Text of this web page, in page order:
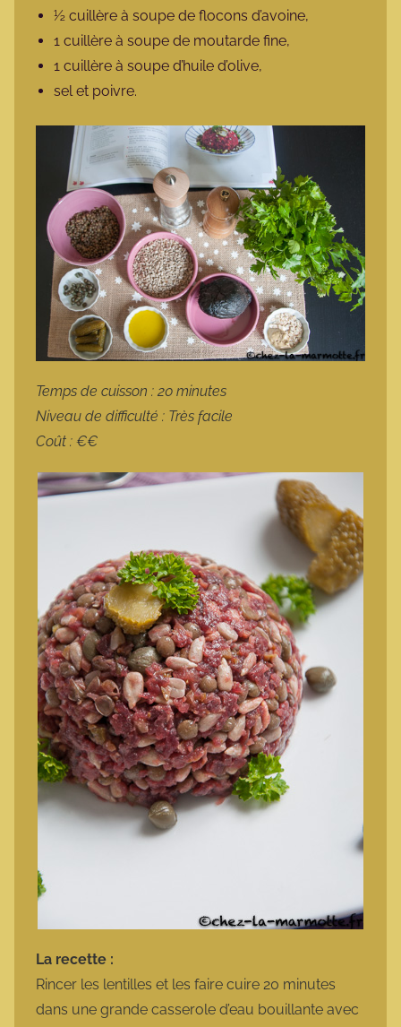
½ cuillère à soupe de flocons d’avoine,
1 cuillère à soupe de moutarde fine,
1 cuillère à soupe d’huile d’olive,
sel et poivre.
Temps de cuisson : 20 minutes
Niveau de difficulté : Très facile
Coût : €€
La recette :
Rincer les lentilles et les faire cuire 20 minutes
dans une grande casserole d’eau bouillante avec